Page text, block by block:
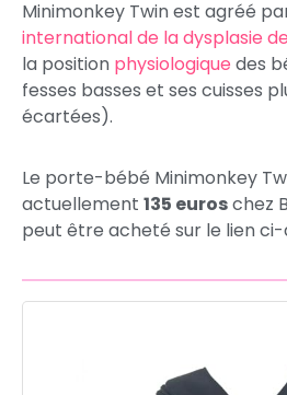
Minimonkey Twin est agréé
international de la dysplasie
la position physiologique des
fesses basses et ses cuisses
écartées).
Le porte-bébé Minimonkey
actuellement 135 euroschez
peut être acheté sur le lien ci-